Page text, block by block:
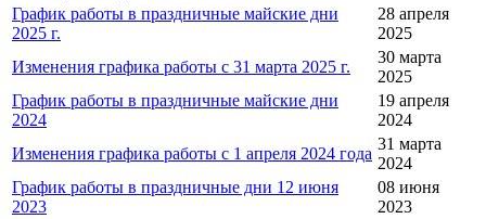
График работы в праздничные майские дни
2025 г.
28 апреля
2025
Изменения графика работы с 31 марта 2025 г.
30 марта
2025
График работы в праздничные майские дни
2024
19 апреля
2024
Изменения графика работы с 1 апреля 2024 года
31 марта
2024
График работы в праздничные дни 12 июня
2023
08 июня
2023